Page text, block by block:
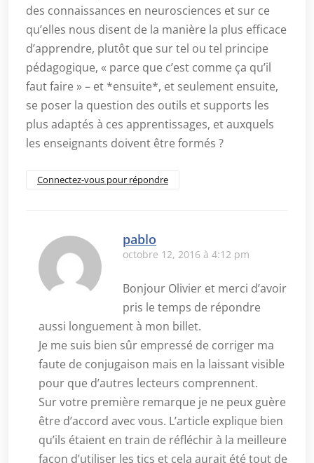
des connaissances en neurosciences et sur ce
qu’elles nous disent de la manière la plus efficace
d’apprendre, plutôt que sur tel ou tel principe
pédagogique, « parce que c’est comme ça qu’il
faut faire » – et *ensuite*, et seulement ensuite,
se poser la question des outils et supports les
plus adaptés à ces apprentissages, et auxquels
les enseignants doivent être formés ?
Connectez-vous pour répondre
pablo
octobre 12, 2016 à 4:12 pm
Bonjour Olivier et merci d’avoir
pris le temps de répondre
aussi longuement à mon billet.
Je me suis bien sûr empressé de corriger ma
faute de conjugaison mais en la laissant visible
pour que d’autres lecteurs comprennent.
Sur votre première remarque je ne peux guère
être d’accord avec vous. L’article explique bien
qu’ils étaient en train de réfléchir à la meilleure
façon d’utiliser les tics et cela aurait été tout de